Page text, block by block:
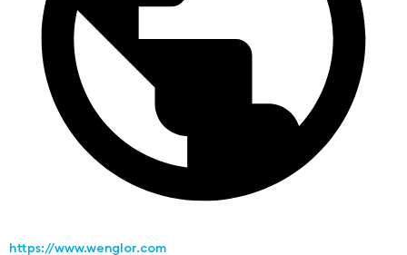
https://www.wenglor.com